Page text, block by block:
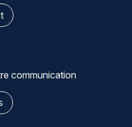
communication